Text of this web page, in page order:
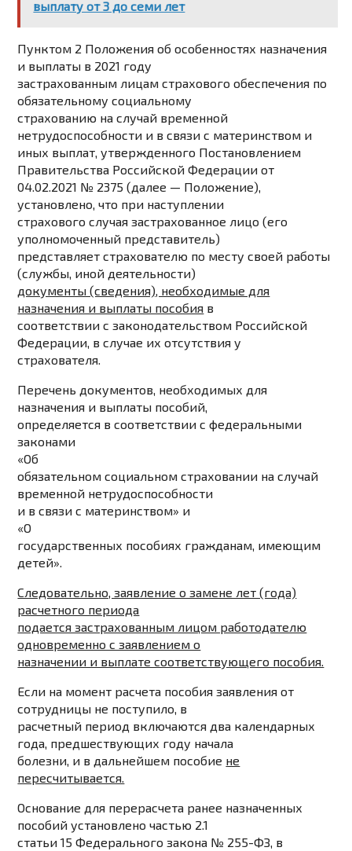
выплату от 3 до семи лет
Пунктом 2 Положения об особенностях назначения
и выплаты в 2021 году
застрахованным лицам страхового обеспечения по
обязательному социальному
страхованию на случай временной
нетрудоспособности и в связи с материнством и
иных выплат, утвержденного Постановлением
Правительства Российской Федерации от
04.02.2021 № 2375 (далее — Положение),
установлено, что при наступлении
страхового случая застрахованное лицо (его
уполномоченный представитель)
представляет страхователю по месту своей работы
(службы, иной деятельности)
документы (сведения), необходимые для
назначения и выплаты пособия в
соответствии с законодательством Российской
Федерации, в случае их отсутствия у
страхователя.
Перечень документов, необходимых для
назначения и выплаты пособий,
определяется в соответствии с федеральными
законами
«Об
обязательном социальном страховании на случай
временной нетрудоспособности
и в связи с материнством» и
«О
государственных пособиях гражданам, имеющим
детей».
Следовательно, заявление о замене лет (года)
расчетного периода
подается застрахованным лицом работодателю
одновременно с заявлением о
назначении и выплате соответствующего пособия.
Если на момент расчета пособия заявления от
сотрудницы не поступило, в
расчетный период включаются два календарных
года, предшествующих году начала
болезни, и в дальнейшем пособие не
пересчитывается.
Основание для перерасчета ранее назначенных
пособий установлено частью 2.1
статьи 15 Федерального закона № 255-ФЗ, в